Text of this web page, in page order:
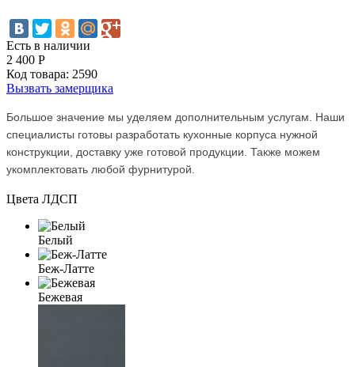
Есть в наличии
2 400 Р
Код товара: 2590
Вызвать замерщика
Большое значение мы уделяем дополнительным услугам. Наши
специалисты готовы разработать кухонные корпуса нужной
конструкции, доставку уже готовой продукции. Также можем
укомплектовать любой фурнитурой.
Цвета ЛДСП
Белый
Беж-Латте
Бежевая